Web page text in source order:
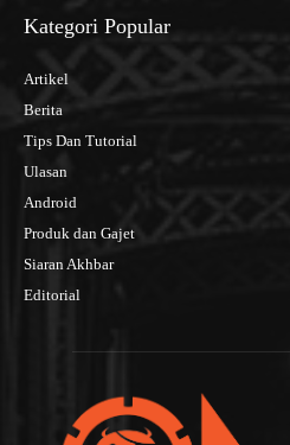
Kategori Popular
Artikel
Berita
Tips Dan Tutorial
Ulasan
Android
Produk dan Gajet
Siaran Akhbar
Editorial